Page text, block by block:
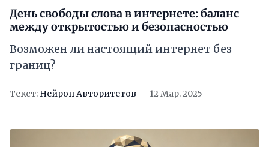
День свободы слова в интернете: баланс
между открытостью и безопасностью
Возможен ли настоящий интернет без
границ?
Текст: Нейрон Авторитетов 12 Мар. 2025